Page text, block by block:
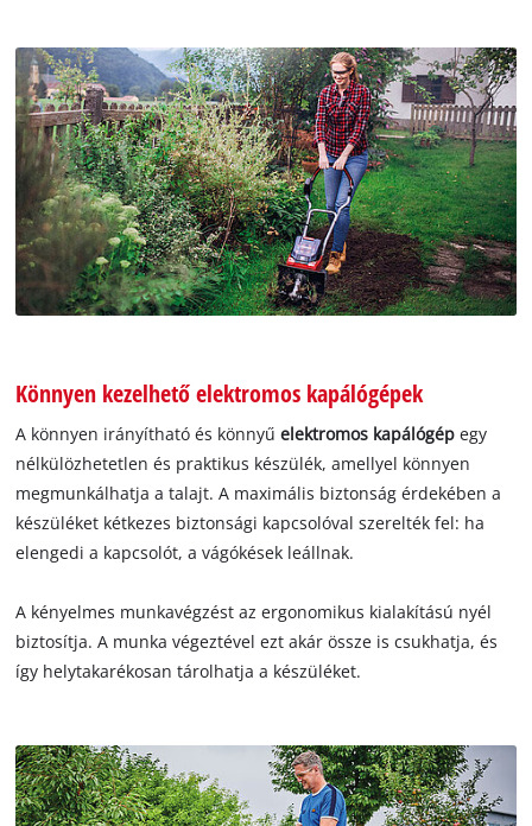
Könnyen kezelhető elektromos kapálógépek
A könnyen irányítható és könnyűelektromos kapálógép egy
nélkülözhetetlen és praktikus készülék, amellyel könnyen
megmunkálhatja a talajt. A maximális biztonság érdekében a
készüléket kétkezes biztonsági kapcsolóval szerelték fel: ha
elengedi a kapcsolót, a vágókések leállnak.
A kényelmes munkavégzést az ergonomikus kialakítású nyél
biztosítja. A munka végeztével ezt akár össze is csukhatja, és
így helytakarékosan tárolhatja a készüléket.